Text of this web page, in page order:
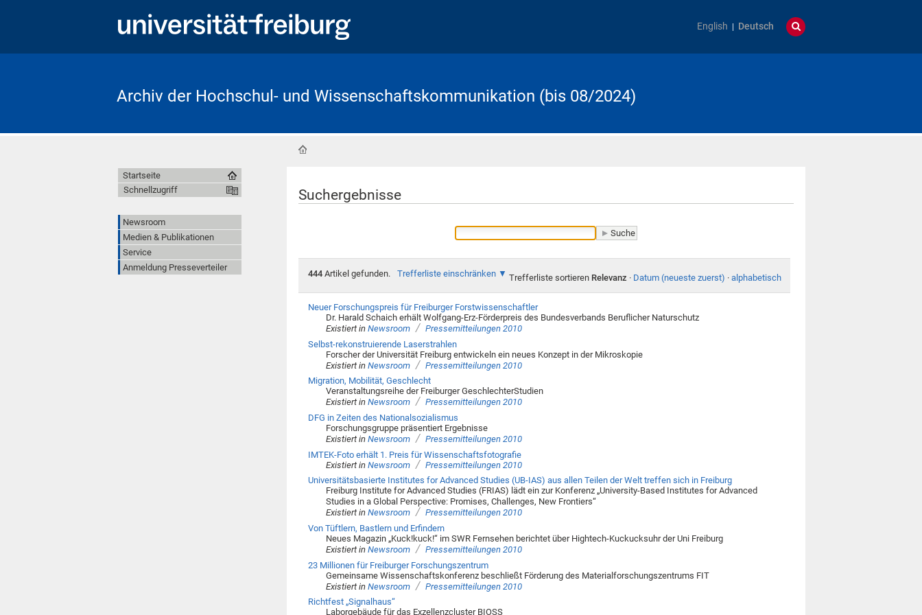
English Deutsch
Archiv der Hochschul- und Wissenschaftskommunikation (bis 08/2024)
Suchergebnisse
444Artikel gefunden. Trefferliste einschränken Trefferliste sortieren Relevanz · Datum (neueste zuerst) · alphabetisch
Neuer Forschungspreis für Freiburger Forstwissenschaftler
Dr. Harald Schaich erhält Wolfgang-Erz-Förderpreis des Bundesverbands Beruflicher Naturschutz
Existiert in Newsroom / Pressemitteilungen 2010
Selbst-rekonstruierende Laserstrahlen
Forscher der Universität Freiburg entwickeln ein neues Konzept in der Mikroskopie
Existiert in Newsroom / Pressemitteilungen 2010
Migration, Mobilität, Geschlecht
Veranstaltungsreihe der Freiburger GeschlechterStudien
Existiert in Newsroom / Pressemitteilungen 2010
DFG in Zeiten des Nationalsozialismus
Forschungsgruppe präsentiert Ergebnisse
Existiert in Newsroom / Pressemitteilungen 2010
IMTEK-Foto erhält 1. Preis für Wissenschaftsfotografie
Existiert in Newsroom / Pressemitteilungen 2010
Universitätsbasierte Institutes for Advanced Studies (UB-IAS) aus allen Teilen der Welt treffen sich in Freiburg
Freiburg Institute for Advanced Studies (FRIAS) lädt ein zur Konferenz „University-Based Institutes for Advanced
Studies in a Global Perspective: Promises, Challenges, New Frontiers“
Existiert in Newsroom / Pressemitteilungen 2010
Von Tüftlern, Bastlern und Erfindern
Neues Magazin „Kuck!kuck!“ im SWR Fernsehen berichtet über Hightech-Kuckucksuhr der Uni Freiburg
Existiert in Newsroom / Pressemitteilungen 2010
23 Millionen für Freiburger Forschungszentrum
Gemeinsame Wissenschaftskonferenz beschließt Förderung des Materialforschungszentrums FIT
Existiert in Newsroom / Pressemitteilungen 2010
Richtfest „Signalhaus“
Laborgebäude für das Exzellenzcluster BIOSS
Startseite
Schnellzugriff
Newsroom
Medien & Publikationen
Service
Anmeldung Presseverteiler